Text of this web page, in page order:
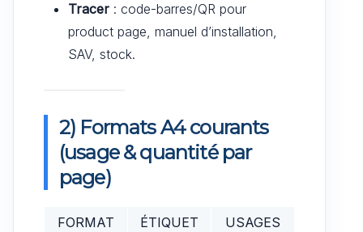
Tracer : code-barres/QR pour
product page, manuel d’installation,
SAV, stock.
2) Formats A4 courants
(usage & quantité par
page)
FORMAT
ÉTIQUET
USAGES